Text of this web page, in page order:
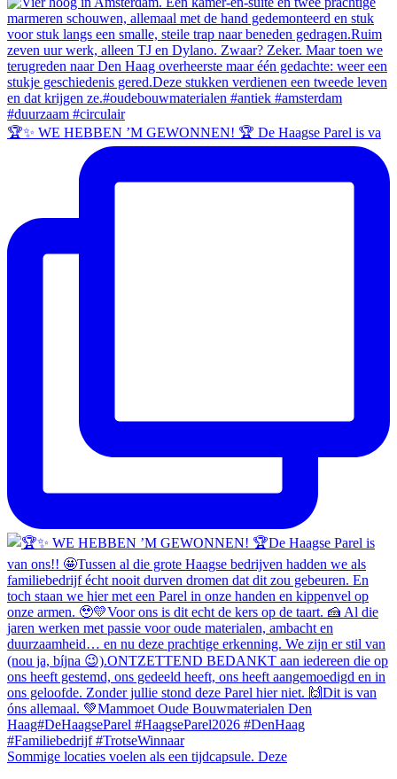
🏆✨ WE HEBBEN ’M GEWONNEN! 🏆 De Haagse Parel is va
Sommige locaties voelen als een tijdcapsule. Deze